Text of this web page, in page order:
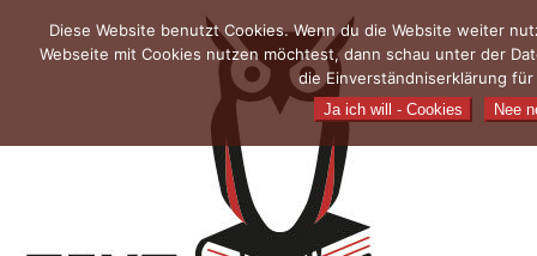
content
Diese Website benutzt Cookies. Wenn du die Website weiter
Webseite mit Cookies nutzen möchtest, dann schau unter der
die Einverständniserklärung
Ja ich will - Cookies Nee